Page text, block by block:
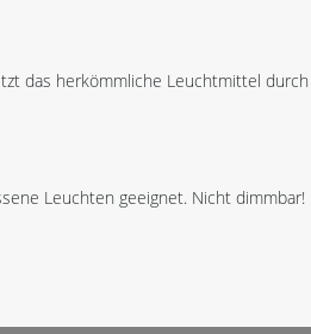
das herkömmliche Leuchtmittel durch
Leuchten geeignet. Nicht dimmbar!